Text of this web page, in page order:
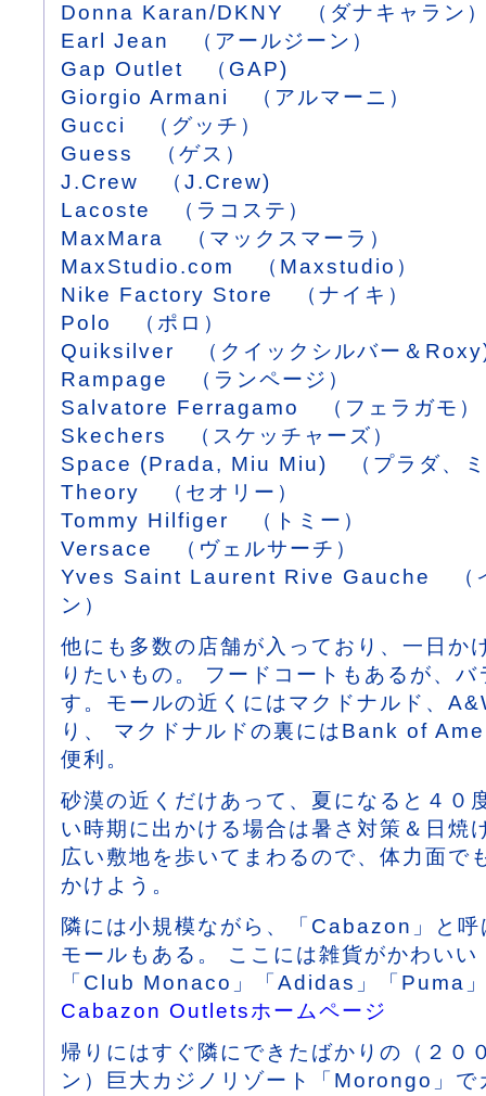
Donna Karan/DKNY （ダナキャラン
Earl Jean （アールジーン）
Gap Outlet （GAP)
Giorgio Armani （アルマーニ）
Gucci （グッチ）
Guess （ゲス）
J.Crew （J.Crew)
Lacoste （ラコステ）
MaxMara （マックスマーラ）
MaxStudio.com （Maxstudio）
Nike Factory Store （ナイキ）
Polo （ポロ）
Quiksilver （クイックシルバー＆
Rampage （ランページ）
Salvatore Ferragamo （フェラガモ）
Skechers （スケッチャーズ）
Space (Prada, Miu Miu) （プラダ、ミ
Theory （セオリー）
Tommy Hilfiger （トミー）
Versace （ヴェルサーチ）
Yves Saint Laurent Rive Gauche
ン）
他にも多数の店舗が入っており、一日か
りたいもの。 フードコートもあるが、
す。モールの近くにはマクドナルド、
り、 マクドナルドの裏にはBank of
便利。
砂漠の近くだけあって、夏になると４０
い時期に出かける場合は暑さ対策＆日焼
広い敷地を歩いてまわるので、体力面で
かけよう。
隣には小規模ながら、「Cabazon」と
モールもある。 ここには雑貨がかわい
「Club Monaco」「Adidas」「Puma
Cabazon Outletsホームページ
帰りにはすぐ隣にできたばかりの（２０
ン）巨大カジノリゾート「Morongo」で